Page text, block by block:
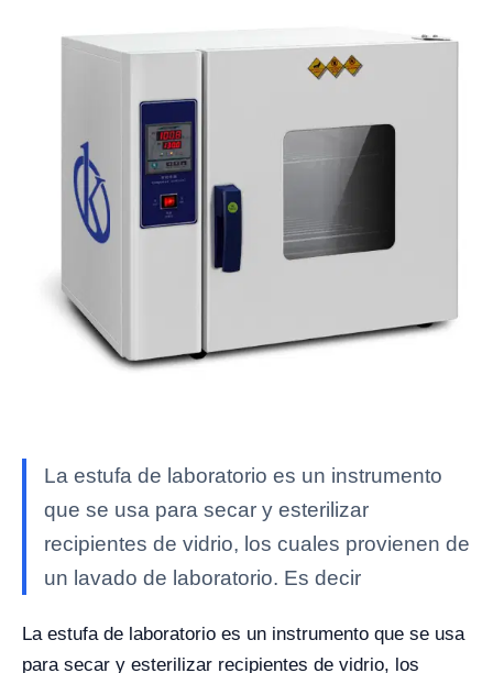
La estufa de laboratorio es un instrumento
que se usa para secar y esterilizar
recipientes de vidrio, los cuales provienen de
un lavado de laboratorio. Es decir
La estufa de laboratorio es un instrumento que se usa
para secar y esterilizar recipientes de vidrio, los